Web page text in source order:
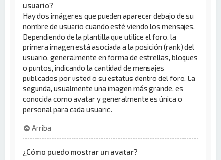
usuario?
Hay dos imágenes que pueden aparecer debajo de su
nombre de usuario cuando esté viendo los mensajes.
Dependiendo de la plantilla que utilice el foro, la
primera imagen está asociada a la posición (rank) del
usuario, generalmente en forma de estrellas, bloques
o puntos, indicando la cantidad de mensajes
publicados por usted o su estatus dentro del foro. La
segunda, usualmente una imagen más grande, es
conocida como avatar y generalmente es única o
personal para cada usuario.
Arriba
¿Cómo puedo mostrar un avatar?